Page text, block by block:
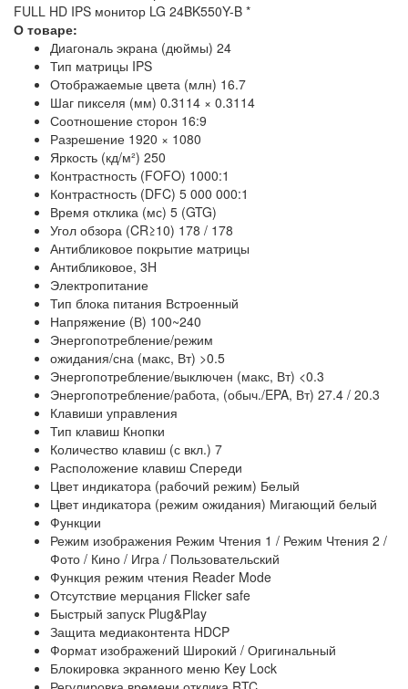
FULL HD IPS монитор LG 24BK550Y-B *
О товаре:
Диагональ экрана (дюймы) 24
Тип матрицы IPS
Отображаемые цвета (млн) 16.7
Шаг пикселя (мм) 0.3114 × 0.3114
Соотношение сторон 16:9
Разрешение 1920 × 1080
Яркость (кд/м²) 250
Контрастность (FOFO) 1000:1
Контрастность (DFC) 5 000 000:1
Время отклика (мс) 5 (GTG)
Угол обзора (CR≥10) 178 / 178
Антибликовое покрытие матрицы
Антибликовое, 3H
Электропитание
Тип блока питания Встроенный
Напряжение (В) 100~240
Энергопотребление/режим
ожидания/сна (макс, Вт) >0.5
Энергопотребление/выключен (макс, Вт) <0.3
Энергопотребление/работа, (обыч./EPA, Вт) 27.4 / 20.3
Клавиши управления
Тип клавиш Кнопки
Количество клавиш (с вкл.) 7
Расположение клавиш Спереди
Цвет индикатора (рабочий режим) Белый
Цвет индикатора (режим ожидания) Мигающий белый
Функции
Режим изображения Режим Чтения 1 / Режим Чтения 2 /
Фото / Кино / Игра / Пользовательский
Функция режим чтения Reader Mode
Отсутствие мерцания Flicker safe
Быстрый запуск Plug&Play
Защита медиаконтента HDCP
Формат изображений Широкий / Оригинальный
Блокировка экранного меню Key Lock